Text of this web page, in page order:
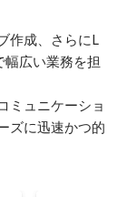
作成、さらにL
広い業務を担
ミュニケーショ
ズに迅速かつ的